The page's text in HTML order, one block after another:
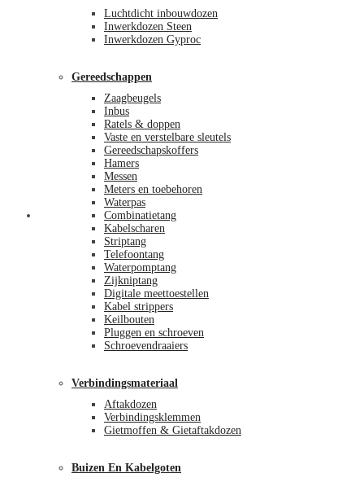
Luchtdicht inbouwdozen
Inwerkdozen Steen
Inwerkdozen Gyproc
Gereedschappen
Zaagbeugels
Inbus
Ratels & doppen
Vaste en verstelbare sleutels
Gereedschapskoffers
Hamers
Messen
Meters en toebehoren
Waterpas
Combinatietang
Kabelscharen
Striptang
Telefoontang
Waterpomptang
Zijkniptang
Digitale meettoestellen
Kabel strippers
Keilbouten
Pluggen en schroeven
Schroevendraaiers
Verbindingsmateriaal
Aftakdozen
Verbindingsklemmen
Gietmoffen & Gietaftakdozen
Buizen En Kabelgoten